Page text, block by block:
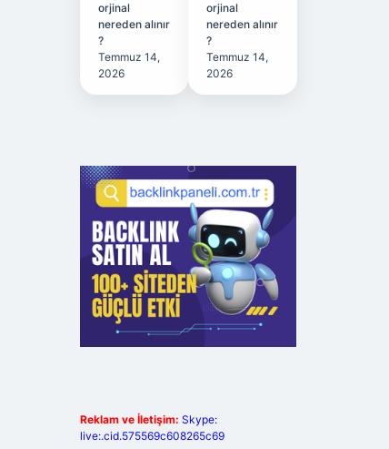
orjinal
nereden alınır
?
Temmuz 14,
2026
orjinal
nereden alınır
?
Temmuz 14,
2026
Reklam ve İletişim: Skype:
live:.cid.575569c608265c69